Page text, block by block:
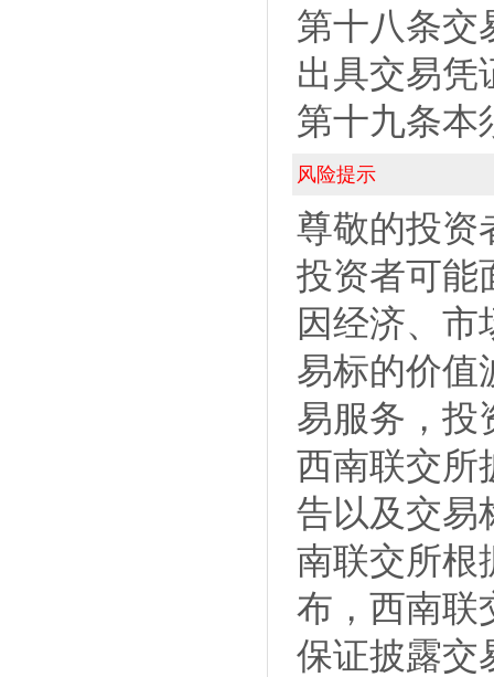
第十八条交
出具交易凭
第十九条本
风险提示
尊敬的投资
投资者可能
因经济、
易标的价值
易服务，投
西南联交所
告以及交易
南联交所根
布，西南联
保证披露交